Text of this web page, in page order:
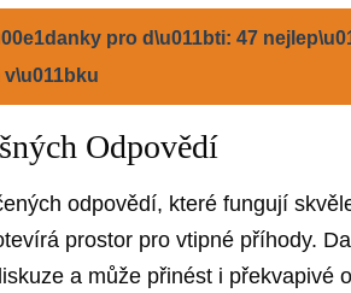
pro d\u011bti: 47
v\u011bku
Odpovědí
odpovědí, které fungují
prostor pro vtipné příhody.
a může přinést i překvapivé